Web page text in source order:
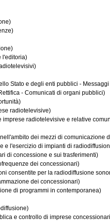
l'editoria)
Stato e degli enti pubblici -
- Comunicati di organi pubblici)
radiotelevisive)
imprese radiotelevisive e relative
dei mezzi di comunicazione
e l'esercizio di impianti di
di concessione e sui trasferimenti)
dei concessionari)
consentite per la radiodiffusione
dei concessionari)
di programmi in contemporanea)
e controllo di imprese